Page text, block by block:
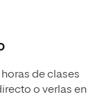
de clases
o verlas en